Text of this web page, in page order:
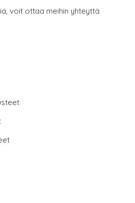
voit ottaa meihin yhteyttä